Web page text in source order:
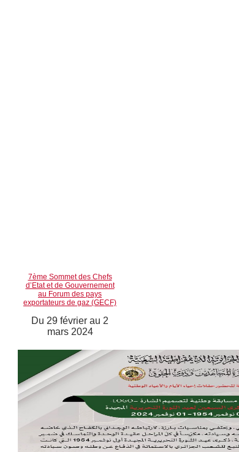
7ème Sommet des Chefs
d’Etat et de Gouvernement
au Forum des pays
exportateurs de gaz (GECF)
Du 29 février au 2
mars 2024